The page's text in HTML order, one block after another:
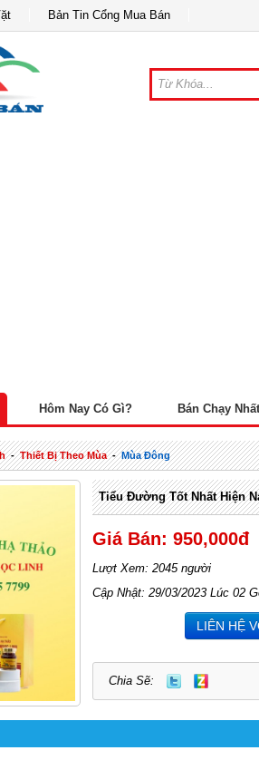
Bản Tin Cổng Mua Bán
Hôm Nay Có Gì? Bán Chạy Nhất
-Thiết Bị Theo Mùa-Mùa Đông
Tiểu Đường Tốt Nhất Hiện
Giá Bán: 950,000đ
Lượt Xem: 2045 người
Cập Nhật: 29/03/2023 Lúc 02
LIÊN HỆ
Chia Sẽ: